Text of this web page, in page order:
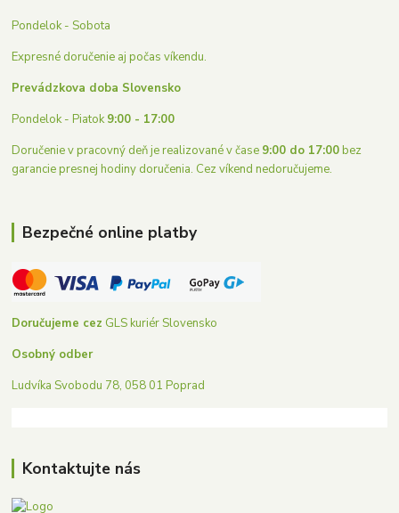
Pondelok - Sobota
Expresné doručenie aj počas víkendu.
Prevádzkova doba Slovensko
Pondelok - Piatok9:00 - 17:00
Doručenie v pracovný deň je realizované v čase 9:00 do 17:00bez
garancie presnej hodiny doručenia. Cez víkend nedoručujeme.
Bezpečné online platby
Doručujeme cez GLS kuriér Slovensko
Osobný odber
Ludvíka Svobodu 78, 058 01 Poprad
Kontaktujte nás